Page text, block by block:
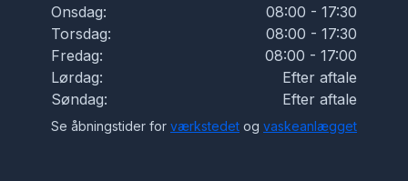
Onsdag:
08:00 - 17:30
Torsdag:
08:00 - 17:30
Fredag:
08:00 - 17:00
Lørdag:
Efter aftale
Søndag:
Efter aftale
Se åbningstider for værkstedet og vaskeanlægget